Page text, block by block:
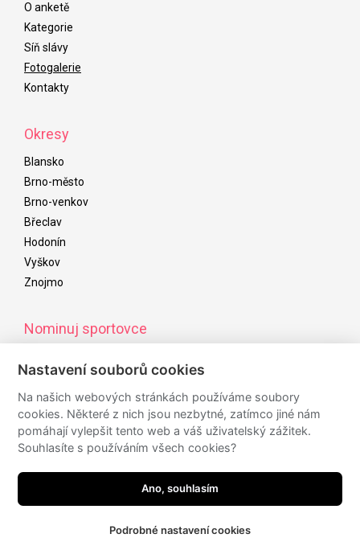
O anketě
Kategorie
Síň slávy
Fotogalerie
Kontakty
Okresy
Blansko
Brno-město
Brno-venkov
Břeclav
Hodonín
Vyškov
Znojmo
Nominuj sportovce
můžete nominovat úspěšné sportovce/kolektivy/osobnosti,
kteří budou navrženi do ankety sportovce roku
Sledujte nás
Nastavení souborů cookies
Na našich webových stránkách používáme soubory
cookies. Některé z nich jsou nezbytné, zatímco jiné nám
pomáhají vylepšit tento web a váš uživatelský zážitek.
Souhlasíte s používáním všech cookies?
Ano, souhlasím
Podrobné nastavení cookies